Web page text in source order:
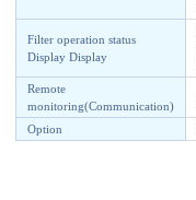
Filter operation status
Display Display
Remote
monitoring(Communication)
Option